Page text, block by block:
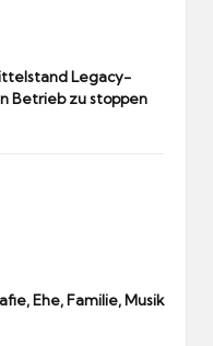
Legacy-
Betrieb zu stoppen
Ehe, Familie, Musik